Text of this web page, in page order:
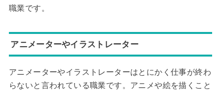
職業です。
アニメーターやイラストレーター
アニメーターやイラストレーターはとにかく仕事が終わ
らないと言われている職業です。アニメや絵を描くこと